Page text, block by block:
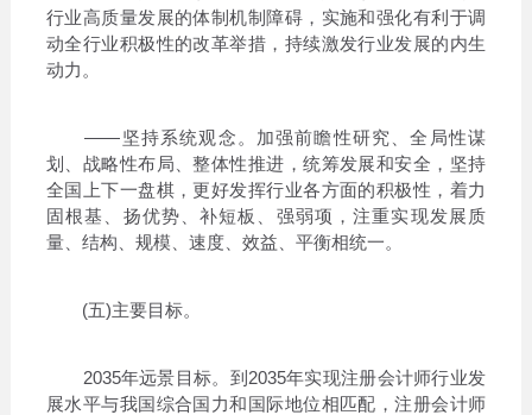
行业高质量发展的体制机制障碍，实施和强化有利于调
动全行业积极性的改革举措，持续激发行业发展的内生
动力。
——坚持系统观念。加强前瞻性研究、全局性谋
划、战略性布局、整体性推进，统筹发展和安全，坚持
全国上下一盘棋，更好发挥行业各方面的积极性，着力
固根基、扬优势、补短板、强弱项，注重实现发展质
量、结构、规模、速度、效益、平衡相统一。
(五)主要目标。
2035年远景目标。到2035年实现注册会计师行业发
展水平与我国综合国力和国际地位相匹配，注册会计师